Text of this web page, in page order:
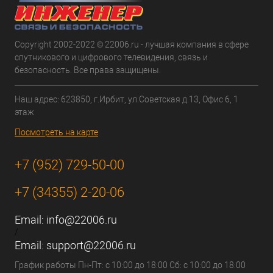
Copyright 2002-2022 © 22006.ru - лучшая компания в сфере
спутникового и цифрового телевидения, связь и
безопасность. Все права защищены.
Наш адрес: 623850, г.Ирбит, ул.Советская д.13, Офис 6, 1
этаж
Посмотреть на карте
+7 (952) 729-50-00
+7 (34355) 2-20-06
Email: info@22006.ru
/
Email: support@22006.ru
График работы Пн-Пт: с 10:00 до 18:00 Сб: с 10:00 до 18:00